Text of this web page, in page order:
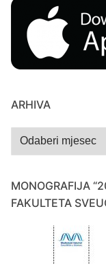
ARHIVA
Arhiva
MONOGRAFIJA
FAKULTETA